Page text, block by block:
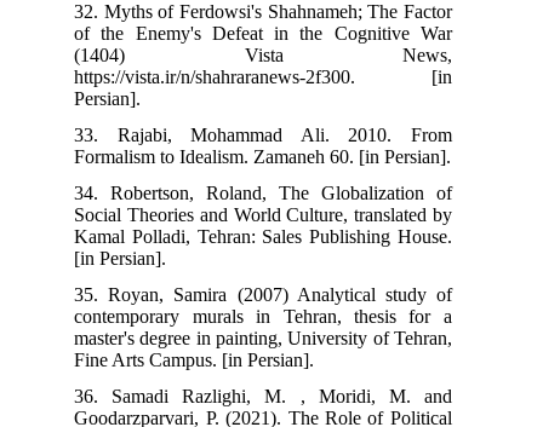
32. Myths of Ferdowsi's Shahnameh; The Factor
of the Enemy's Defeat in the Cognitive War
(1404) Vista News,
https://vista.ir/n/shahraranews-2f300. [in
33. Rajabi, Mohammad Ali. 2010. From
Formalism to Idealism. Zamaneh 60. [in Persian].
34. Robertson, Roland, The Globalization of
Social Theories and World Culture, translated by
Kamal Polladi, Tehran: Sales Publishing House.
[in Persian].
35. Royan, Samira (2007) Analytical study of
contemporary murals in Tehran, thesis for a
master's degree in painting, University of Tehran,
Fine Arts Campus. [in Persian].
36. Samadi Razlighi, M. , Moridi, M. and
Goodarzparvari, P. (2021). The Role of Political